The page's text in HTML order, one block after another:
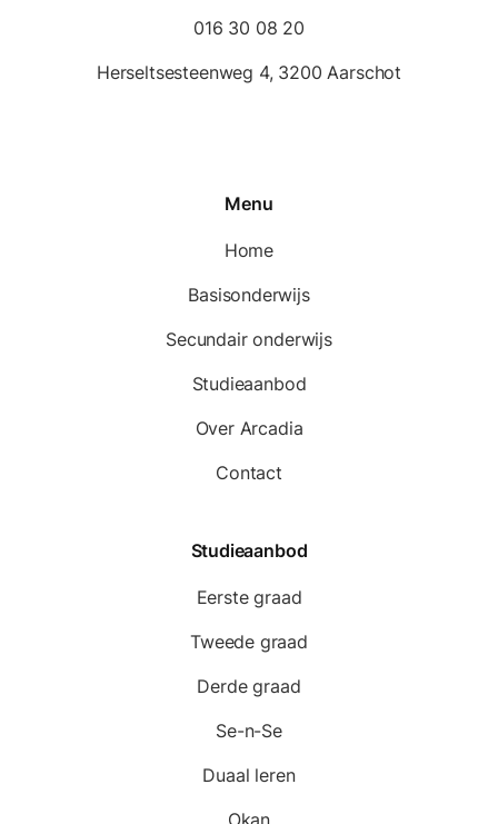
016 30 08 20
Herseltsesteenweg 4, 3200 Aarschot
Menu
Home
Basisonderwijs
Secundair onderwijs
Studieaanbod
Over Arcadia
Contact
Studieaanbod
Eerste graad
Tweede graad
Derde graad
Se-n-Se
Duaal leren
Okan